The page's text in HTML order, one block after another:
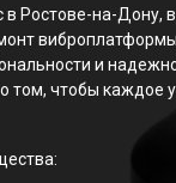
Ростове-на-Дону,
виброплатформы
и
том, чтобы каждое